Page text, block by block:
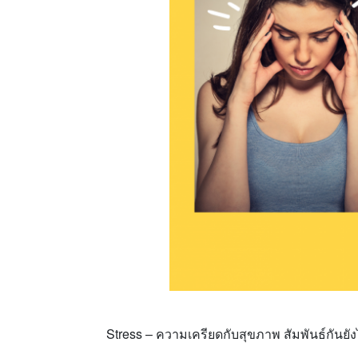
Stress – ความเครียดกับสุขภาพ สัมพันธ์กันยัง